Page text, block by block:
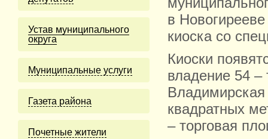
Устав муниципального
округа
Муниципальные услуги
Газета района
Почетные жители
в
киоска со
Киоски
владение 54 –
квадратных
– торговая